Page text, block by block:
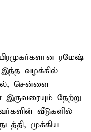
ரமேஷ்
இந்த வழக்கில்
சென்னை
நேற்று
வீடுகளில்
முக்கிய